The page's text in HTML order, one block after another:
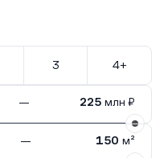
3 4+
— 225 млн ₽
— 150 м²